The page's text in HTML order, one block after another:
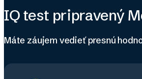
IQ test pripravený
Máte záujem vedieť presnú